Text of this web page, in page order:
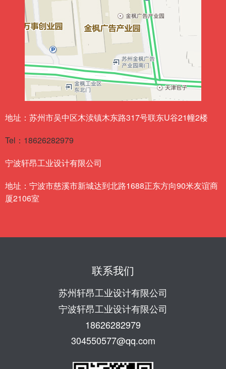
地址：苏州市吴中区木渎镇木东路317号联东U谷21幢2楼
Tel：18626282979
宁波轩昂工业设计有限公司
地址：宁波市慈溪市新城达到北路1688正东方向90米友谊商
厦2106室
联系我们
苏州轩昂工业设计有限公司
宁波轩昂工业设计有限公司
18626282979
304550577@qq.com